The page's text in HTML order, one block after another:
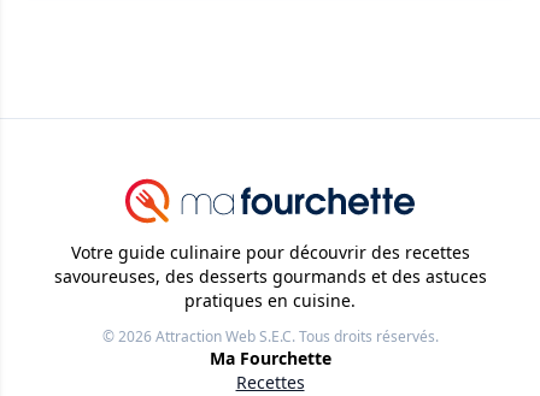
Votre guide culinaire pour découvrir des recettes
savoureuses, des desserts gourmands et des astuces
pratiques en cuisine.
© 2026Attraction Web S.E.C.Tous droits réservés.
Ma Fourchette
Recettes